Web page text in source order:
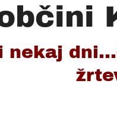
nekaj